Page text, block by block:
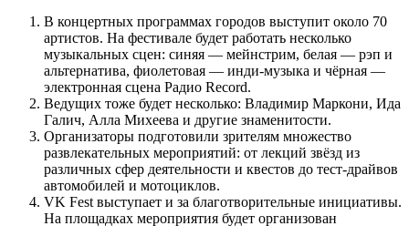
В концертных программах городов выступит около 70
артистов. На фестивале будет работать несколько
музыкальных сцен: синяя — мейнстрим, белая — рэп и
альтернатива, фиолетовая — инди-музыка и чёрная —
электронная сцена Радио Record.
Ведущих тоже будет несколько: Владимир Маркони, Ида
Галич, Алла Михеева и другие знаменитости.
Организаторы подготовили зрителям множество
развлекательных мероприятий: от лекций звёзд из
различных сфер деятельности и квестов до тест-драйвов
автомобилей и мотоциклов.
VK Fest выступает и за благотворительные инициативы.
На площадках мероприятия будет организован